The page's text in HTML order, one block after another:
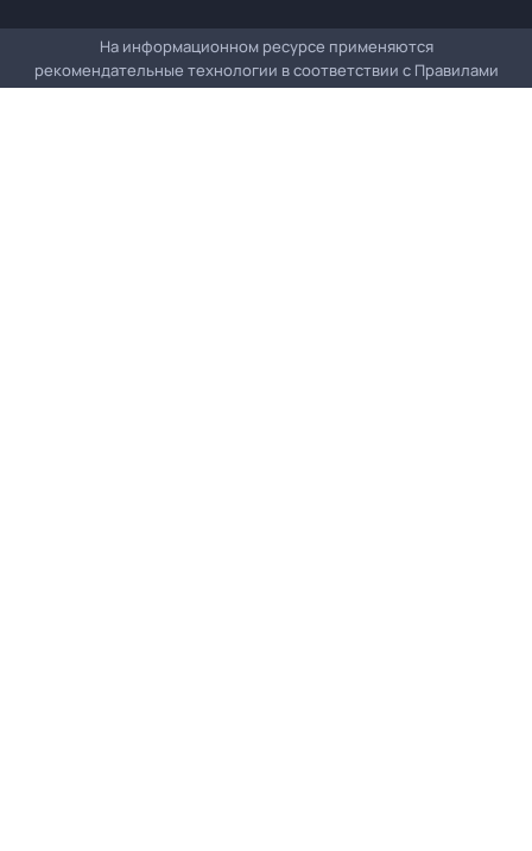
На информационном ресурсе применяются
рекомендательные технологии в соответствии с Правилами